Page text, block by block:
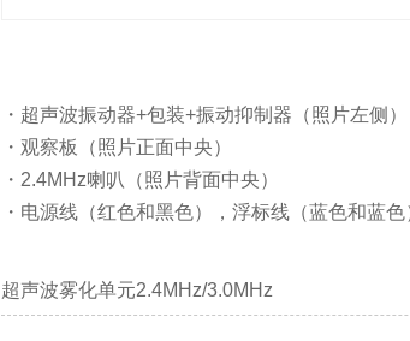
・超声波振动器+包装+振动抑制器（照片左侧）
・观察板（照片正面中央）
・2.4MHz喇叭（照片背面中央）
・电源线（红色和黑色），浮标线（蓝色和蓝色
超声波雾化单元2.4MHz/3.0MHz